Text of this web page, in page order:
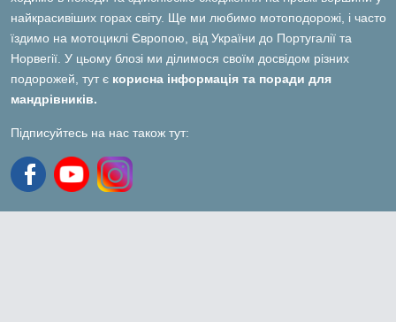
найкрасивіших горах світу. Ще ми любимо мотоподорожі, і часто
їздимо на мотоциклі Європою, від України до Португалії та
Норвегії. У цьому блозі ми ділимося своїм досвідом різних
подорожей, тут є корисна інформація та поради для
мандрівників.
Підписуйтесь на нас також тут: